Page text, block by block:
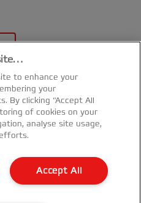
to enhance your
your
By clicking “Accept All
of cookies on your
analyse site usage,
Accept All